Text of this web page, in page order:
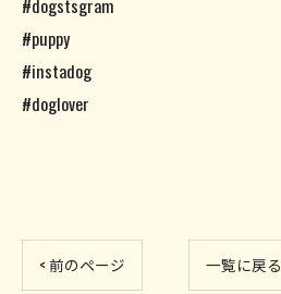
#dogstsgram
#puppy
#instadog
#doglover
< 前のページ 一覧に戻る